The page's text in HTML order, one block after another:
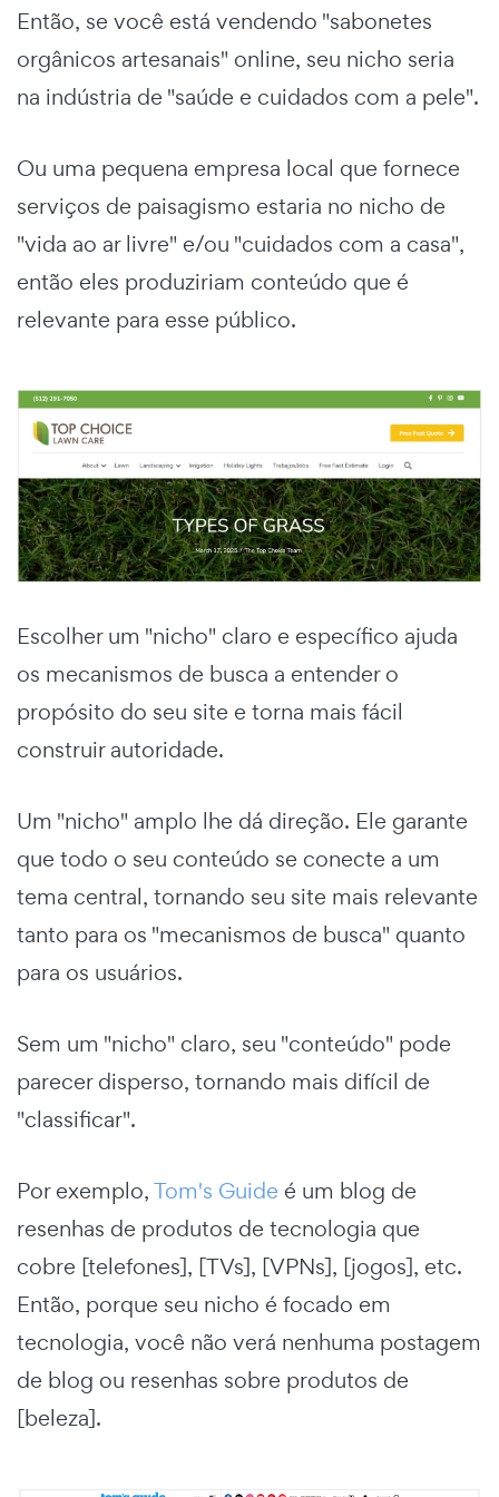
Então, se você está vendendo "sabonetes
orgânicos artesanais" online, seu nicho seria
na indústria de "saúde e cuidados com a pele".
Ou uma pequena empresa local que fornece
serviços de paisagismo estaria no nicho de
"vida ao ar livre" e/ou "cuidados com a casa",
então eles produziriam conteúdo que é
relevante para esse público.
Escolher um "nicho" claro e específico ajuda
os mecanismos de busca a entender o
propósito do seu site e torna mais fácil
construir autoridade.
Um "nicho" amplo lhe dá direção. Ele garante
que todo o seu conteúdo se conecte a um
tema central, tornando seu site mais relevante
tanto para os "mecanismos de busca" quanto
para os usuários.
Sem um "nicho" claro, seu "conteúdo" pode
parecer disperso, tornando mais difícil de
"classificar".
Por exemplo,Tom's Guide é um blog de
resenhas de produtos de tecnologia que
cobre [telefones], [TVs], [VPNs], [jogos], etc.
Então, porque seu nicho é focado em
tecnologia, você não verá nenhuma postagem
de blog ou resenhas sobre produtos de
[beleza].